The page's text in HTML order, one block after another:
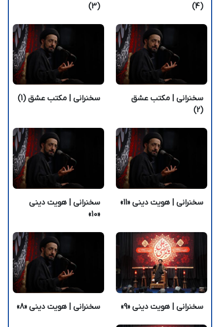
(4)
(3)
سخنرانی | مکتب عشق
(2)
سخنرانی | مکتب عشق (1)
سخنرانی | هویت دینی «11»
سخنرانی | هویت دینی
«10»
سخنرانی | هویت دینی «9» سخنرانی | هویت دینی «8»